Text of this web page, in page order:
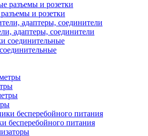
и розетки
адаптеры, соединители
бесперебойного питания